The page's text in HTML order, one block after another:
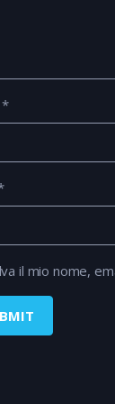
*
il mio nome,